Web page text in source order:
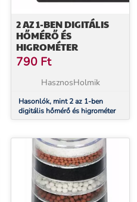
2 AZ 1-BEN DIGITÁLIS
HŐMÉRŐ ÉS
HIGROMÉTER
790 Ft
HasznosHolmik
Hasonlók, mint 2 az 1-ben
digitális hőmérő és higrométer